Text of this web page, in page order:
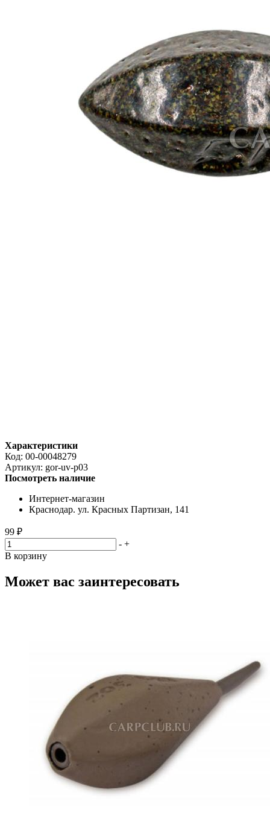
Характеристики
Код: 00-00048279
Артикул: gor-uv-p03
Посмотреть наличие
Интернет-магазин
Краснодар. ул. Красных Партизан, 141
99 ₽
- +
В корзину
Может вас заинтересовать